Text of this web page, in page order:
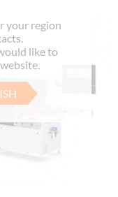
your region
like to